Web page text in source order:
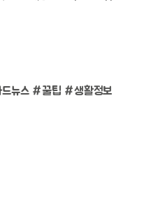
뉴스 #꿀팁 #생활정보